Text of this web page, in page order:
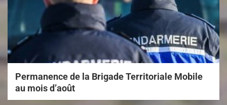
Permanence de la Brigade Territoriale Mobile
au mois d’août